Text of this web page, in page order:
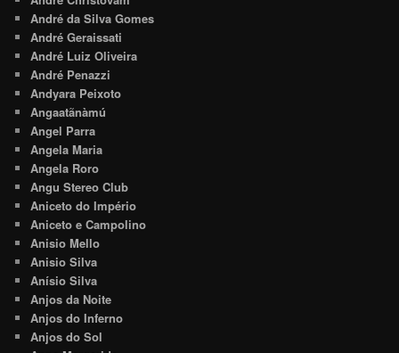
André da Silva Gomes
André Geraissati
André Luiz Oliveira
André Penazzi
Andyara Peixoto
Angaatãnàmú
Angel Parra
Angela Maria
Angela Roro
Angu Stereo Club
Aniceto do Império
Aniceto e Campolino
Anisio Mello
Anisio Silva
Anísio Silva
Anjos da Noite
Anjos do Inferno
Anjos do Sol